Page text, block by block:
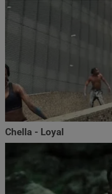
Chella - Loyal